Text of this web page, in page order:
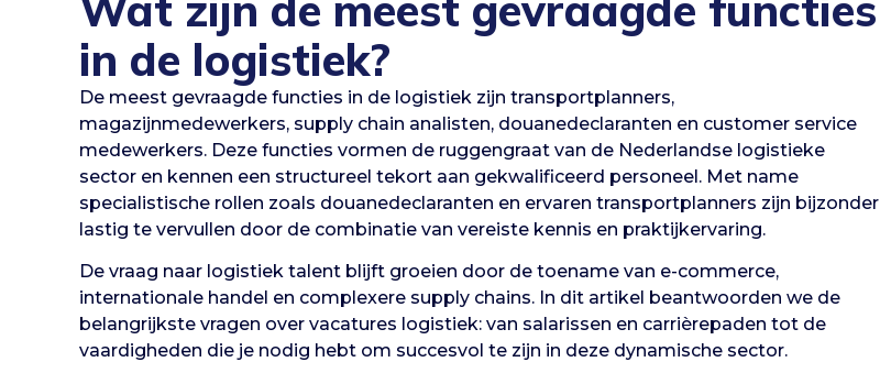
in de logistiek?
De meest gevraagde functies in de logistiek zijn transportplanners,
magazijnmedewerkers, supply chain analisten, douanedeclaranten en customer service
medewerkers. Deze functies vormen de ruggengraat van de Nederlandse logistieke
sector en kennen een structureel tekort aan gekwalificeerd personeel. Met name
specialistische rollen zoals douanedeclaranten en ervaren transportplanners zijn bijzonder
lastig te vervullen door de combinatie van vereiste kennis en praktijkervaring.
De vraag naar logistiek talent blijft groeien door de toename van e-commerce,
internationale handel en complexere supply chains. In dit artikel beantwoorden we de
belangrijkste vragen over vacatures logistiek: van salarissen en carrièrepaden tot de
vaardigheden die je nodig hebt om succesvol te zijn in deze dynamische sector.